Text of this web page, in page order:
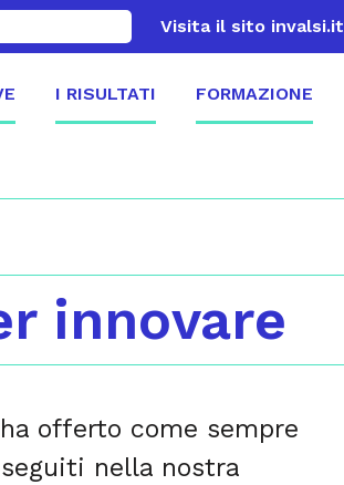
Visita il sito invalsi.it
I RISULTATI FORMAZIONE
innovare
offerto come sempre
nella nostra